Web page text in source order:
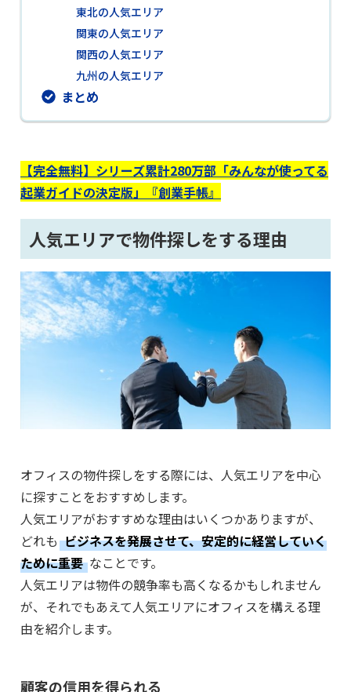
東北の人気エリア
関東の人気エリア
関西の人気エリア
九州の人気エリア
まとめ
【完全無料】シリーズ累計280万部「みんなが使ってる
起業ガイドの決定版」『創業手帳』
人気エリアで物件探しをする理由
オフィスの物件探しをする際には、人気エリアを中心
に探すことをおすすめします。
人気エリアがおすすめな理由はいくつかありますが、
どれも ビジネスを発展させて、安定的に経営していく
ために重要 なことです。
人気エリアは物件の競争率も高くなるかもしれません
が、それでもあえて人気エリアにオフィスを構える理
由を紹介します。
顧客の信用を得られる